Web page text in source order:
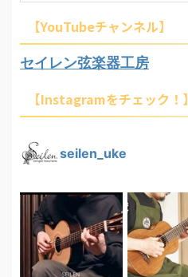
【YouTubeチャンネル】
セイレン弦楽器工房
【Instagramをチェック！】
seilen_uke